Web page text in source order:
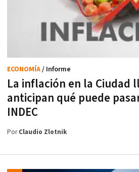
La inflación en la Ciudad
anticipan qué puede
INDEC
ECONOMÍA/ Informe
PorClaudio Zlotnik